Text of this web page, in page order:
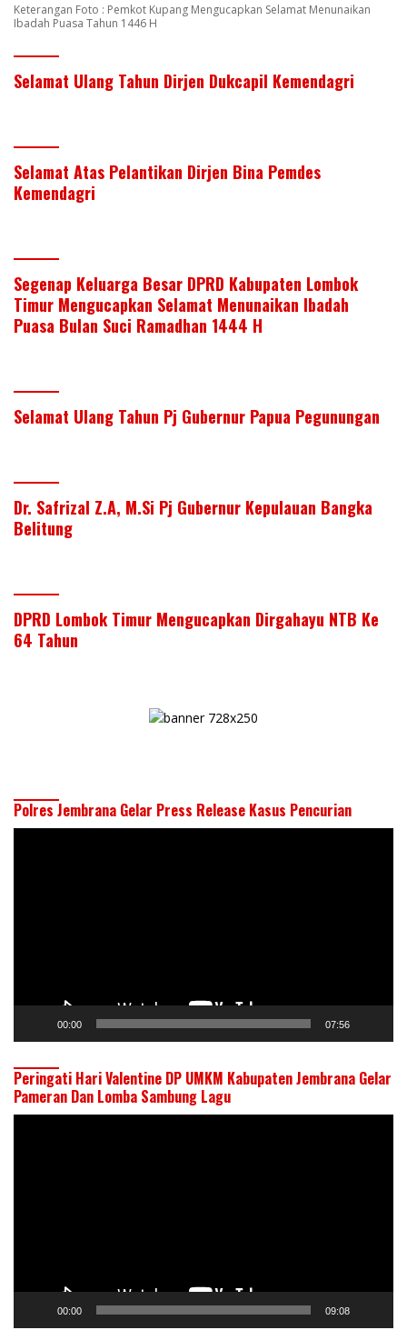
Keterangan Foto : Pemkot Kupang Mengucapkan Selamat Menunaikan
Ibadah Puasa Tahun 1446 H
Selamat Ulang Tahun Dirjen Dukcapil Kemendagri
Selamat Atas Pelantikan Dirjen Bina Pemdes
Kemendagri
Segenap Keluarga Besar DPRD Kabupaten Lombok
Timur Mengucapkan Selamat Menunaikan Ibadah
Puasa Bulan Suci Ramadhan 1444 H
Selamat Ulang Tahun Pj Gubernur Papua Pegunungan
Dr. Safrizal Z.A, M.Si Pj Gubernur Kepulauan Bangka
Belitung
DPRD Lombok Timur Mengucapkan Dirgahayu NTB Ke
64 Tahun
Polres Jembrana Gelar Press Release Kasus Pencurian
00:00 07:56
Peringati Hari Valentine DP UMKM Kabupaten Jembrana Gelar
Pameran Dan Lomba Sambung Lagu
00:00 09:08